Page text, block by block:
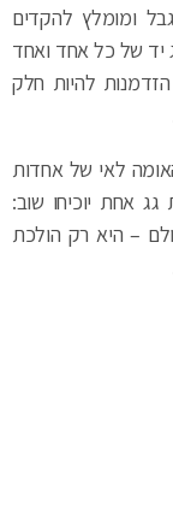
ומומלץ להקדים
יד של כל אחד ואחד
להיות חלק
לאי של אחדות
אחת יוכיחו שוב:
– היא רק הולכת